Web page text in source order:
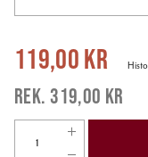
Nuvarande pris:119,00 kr
119,00 kr
319,00 kr